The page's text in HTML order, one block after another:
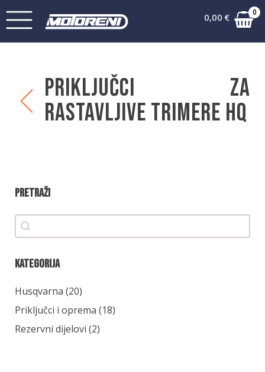
0,00 € 0
Priključci za
rastavljive trimere HQ
Pretraži
Pretraži
Pretraži
Kategorija
Kategorija
Husqvarna (20)
Priključci i oprema (18)
Rezervni dijelovi (2)